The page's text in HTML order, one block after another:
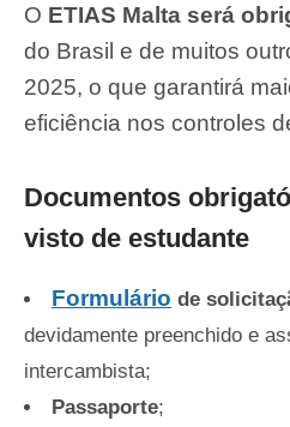
O ETIAS Malta será
do Brasil e de muitos
2025, o que garantirá
eficiência nos controles
Documentos
visto de estudante
Formulário de
devidamente preenchido e
intercambista;
Passaporte;